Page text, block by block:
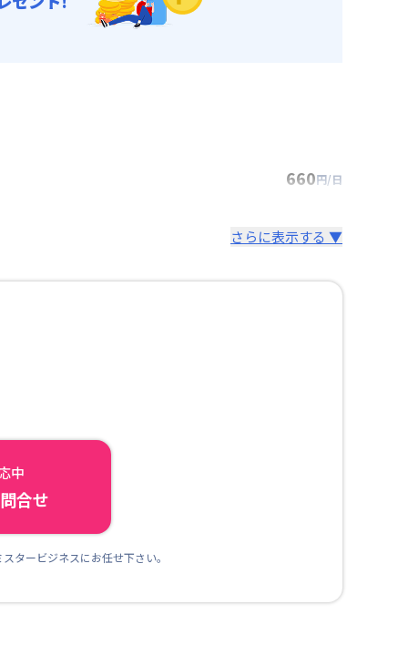
660円/日
さらに表示する ▼
中
合せ
タービジネスにお任せ下さい。